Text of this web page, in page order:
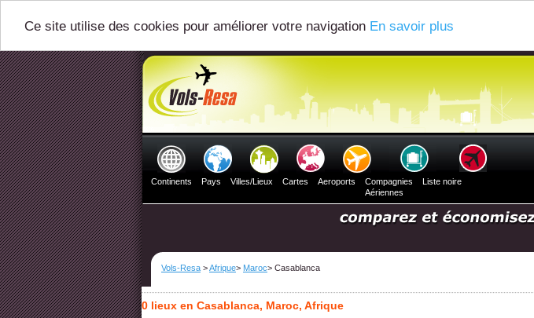
Ce site utilise des cookies pour améliorer votre navigation En savoir plus
Continents Pays Villes/Lieux Cartes Aeroports
Compagnies
Aériennes
Liste noire
Vols-Resa >Afrique> Maroc> Casablanca
0 lieux en Casablanca, Maroc, Afrique